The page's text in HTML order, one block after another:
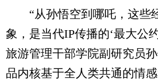
“从孙悟空到哪吒，这些
象，是当代IP传播的‘最大公
旅游管理干部学院副研究员
品内核基于全人类共通的情